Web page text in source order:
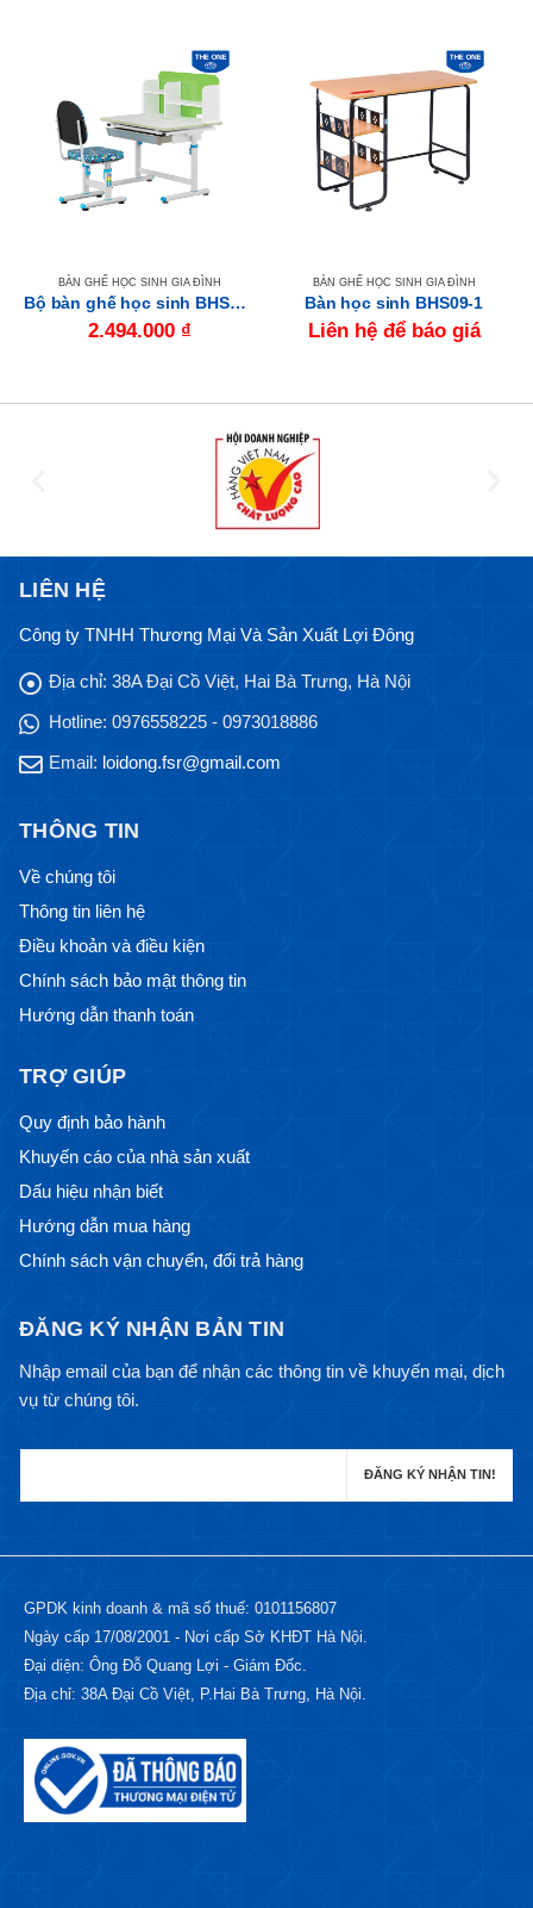
BÀN GHẾ HỌC SINH GIA ĐÌNH
Bộ bàn ghế học sinh BHS31-1
2.494.000 ₫
BÀN GHẾ HỌC SINH GIA ĐÌNH
Bàn học sinh BHS09-1
Liên hệ để báo giá
LIÊN HỆ
Công ty TNHH Thương Mại Và Sản Xuất Lợi Đông
Địa chỉ: 38A Đại Cồ Việt, Hai Bà Trưng, Hà Nội
Hotline: 0976558225 - 0973018886
Email: loidong.fsr@gmail.com
THÔNG TIN
Về chúng tôi
Thông tin liên hệ
Điều khoản và điều kiện
Chính sách bảo mật thông tin
Hướng dẫn thanh toán
TRỢ GIÚP
Quy định bảo hành
Khuyến cáo của nhà sản xuất
Dấu hiệu nhận biết
Hướng dẫn mua hàng
Chính sách vận chuyển, đổi trả hàng
ĐĂNG KÝ NHẬN BẢN TIN
Nhập email của bạn để nhận các thông tin về khuyến mại, dịch
vụ từ chúng tôi.
GPDK kinh doanh & mã số thuế: 0101156807
Ngày cấp 17/08/2001 - Nơi cấp Sở KHĐT Hà Nội.
Đại diện: Ông Đỗ Quang Lợi - Giám Đốc.
Địa chỉ: 38A Đại Cồ Việt, P.Hai Bà Trưng, Hà Nội.